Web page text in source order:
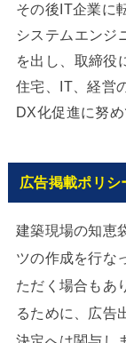
その後IT企業に
システムエンジ
を出し、取締役
住宅、IT、経営
DX化促進に努め
広告掲載ポリシ
建築現場の知恵
ツの作成を行な
ただく場合もあ
るために、広告